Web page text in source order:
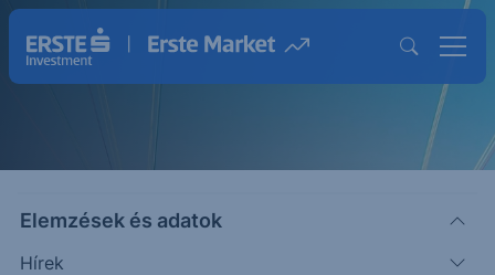
Elemzések és adatok
Hírek